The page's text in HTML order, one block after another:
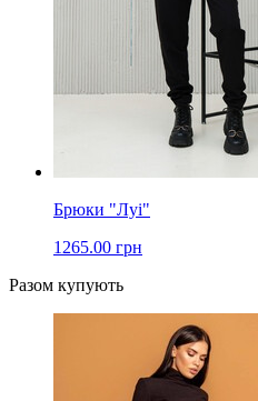
Брюки "Луі"
1265.00 грн
Разом купують